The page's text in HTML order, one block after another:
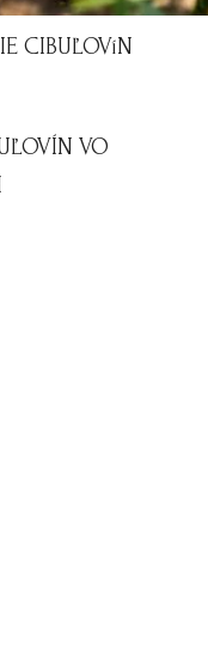
CIBUĽOVíN
VO